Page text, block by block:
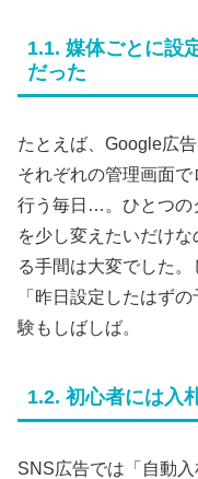
1.1. 媒体ごとに設
だった
たとえば、Google広
それぞれの管理画面
行う毎日…。ひとつの
を少し変えたいだけ
る手間は大変でした。
「昨日設定したはず
験もしばしば。
1.2. 初心者には入
SNS広告では「自動